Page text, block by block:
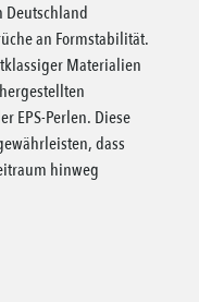
an Formstabilität.
Materialien
EPS-Perlen. Diese
dass
hinweg